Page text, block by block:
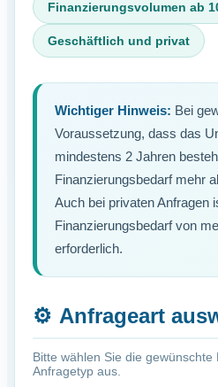
Finanzierungsvolumen ab
Geschäftlich und privat
Wichtiger Hinweis: Bei
Voraussetzung, dass das
mindestens 2 Jahren
Finanzierungsbedarf mehr
Auch bei privaten Anfragen
Finanzierungsbedarf von
erforderlich.
⚙️ Anfrageart
Bitte wählen Sie die
Anfragetyp aus.